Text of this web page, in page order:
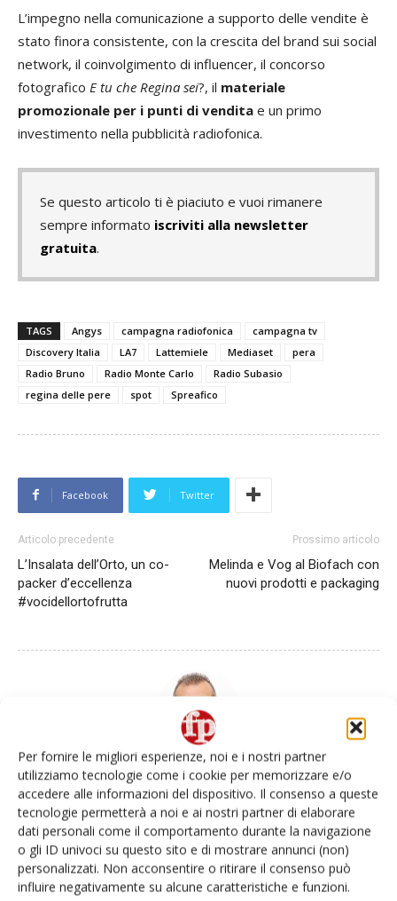
Per fornire le migliori esperienze, noi e i nostri partner
utilizziamo tecnologie come i cookie per memorizzare e/o
accedere alle informazioni del dispositivo. Il consenso a queste
tecnologie permetterà a noi e ai nostri partner di elaborare
dati personali come il comportamento durante la navigazione
o gli ID univoci su questo sito e di mostrare annunci (non)
personalizzati. Non acconsentire o ritirare il consenso può
influire negativamente su alcune caratteristiche e funzioni.
L’impegno nella comunicazione a supporto delle vendite è
stato finora consistente, con la crescita del brand sui social
network, il coinvolgimento di influencer, il concorso
fotografico E tu che Regina sei?, il materiale
promozionale per i punti di vendita e un primo
investimento nella pubblicità radiofonica.
Se questo articolo ti è piaciuto e vuoi rimanere
sempre informato iscriviti alla newsletter
gratuita.
TAGS Angys campagna radiofonica
campagna tv
Discovery Italia
LA7 Lattemiele Mediaset
pera
Radio Bruno
Radio Monte Carlo
Radio Subasio
regina delle pere
spot Spreafico
Facebook Twitter
Articolo precedente
L’Insalata dell’Orto, un co-
packer d’eccellenza
#vocidellortofrutta
Prossimo articolo
Melinda e Vog al Biofach con
nuovi prodotti e packaging
Daniele Colombo
Articoli correlati Di più dello stesso autore